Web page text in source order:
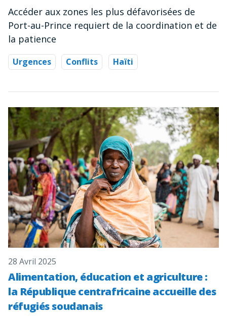
Accéder aux zones les plus défavorisées de
Port-au-Prince requiert de la coordination et de
la patience
Urgences Conflits Haïti
28 Avril 2025
Alimentation, éducation et agriculture :
la République centrafricaine accueille des
réfugiés soudanais